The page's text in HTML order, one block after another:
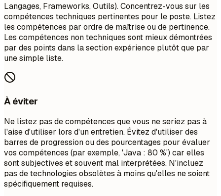
Langages, Frameworks, Outils). Concentrez-vous sur les
compétences techniques pertinentes pour le poste. Listez
les compétences par ordre de maîtrise ou de pertinence.
Les compétences non techniques sont mieux démontrées
par des points dans la section expérience plutôt que par
une simple liste.
À éviter
Ne listez pas de compétences que vous ne seriez pas à
l'aise d'utiliser lors d'un entretien. Évitez d'utiliser des
barres de progression ou des pourcentages pour évaluer
vos compétences (par exemple, 'Java : 80 %') car elles
sont subjectives et souvent mal interprétées. N'incluez
pas de technologies obsolètes à moins qu'elles ne soient
spécifiquement requises.